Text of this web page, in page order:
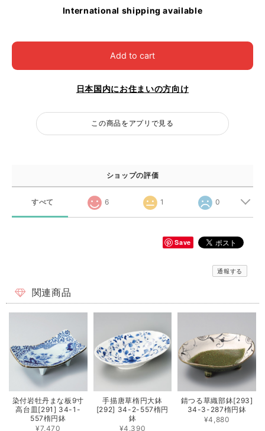
International shipping available
Add to cart
日本国内にお住まいの方向け
この商品をアプリで見る
ショップの評価
すべて 6 1 0
Save
通報する
関連商品
染付岩牡丹まな板9寸
高台皿[291] 34-1-
557楕円鉢
¥7,470
手描唐草楕円大鉢
[292] 34-2-557楕円
鉢
¥4,390
錆つる草織部鉢[293]
34-3-287楕円鉢
¥4,880